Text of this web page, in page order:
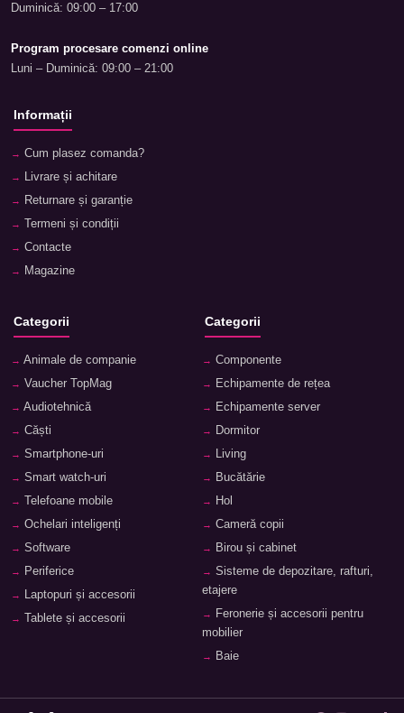
Duminică: 09:00 – 17:00
Program procesare comenzi online
Luni – Duminică: 09:00 – 21:00
Informații
Cum plasez comanda?
Livrare și achitare
Returnare și garanție
Termeni și condiții
Contacte
Magazine
Categorii
Animale de companie
Vaucher TopMag
Audiotehnică
Căști
Smartphone-uri
Smart watch-uri
Telefoane mobile
Ochelari inteligenți
Software
Periferice
Laptopuri și accesorii
Tablete și accesorii
Categorii
Componente
Echipamente de rețea
Echipamente server
Dormitor
Living
Bucătărie
Hol
Cameră copii
Birou și cabinet
Sisteme de depozitare, rafturi,
etajere
Feronerie și accesorii pentru
mobilier
Baie